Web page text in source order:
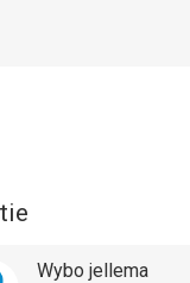
Wybo jellema